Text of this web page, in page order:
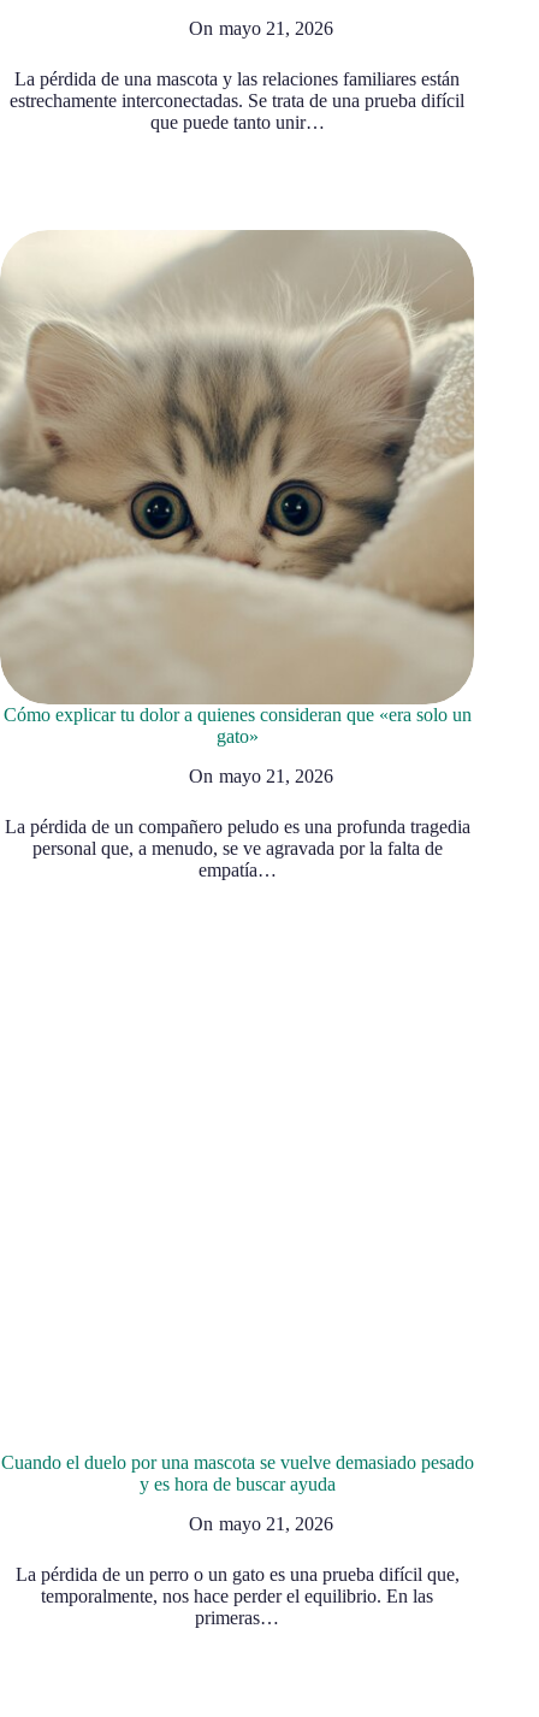
On mayo 21, 2026
La pérdida de una mascota y las relaciones familiares están
estrechamente interconectadas. Se trata de una prueba difícil
que puede tanto unir…
Cómo explicar tu dolor a quienes consideran que «era solo un
gato»
On mayo 21, 2026
La pérdida de un compañero peludo es una profunda tragedia
personal que, a menudo, se ve agravada por la falta de
empatía…
Cuando el duelo por una mascota se vuelve demasiado pesado
y es hora de buscar ayuda
On mayo 21, 2026
La pérdida de un perro o un gato es una prueba difícil que,
temporalmente, nos hace perder el equilibrio. En las
primeras…